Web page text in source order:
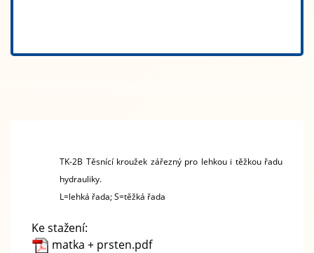
TK-2B Těsnící kroužek zářezný pro lehkou i těžkou řadu
hydrauliky.
L=lehká řada; S=těžká řada
Ke stažení:
matka + prsten.pdf